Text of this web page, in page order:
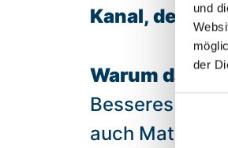
und
der
Kanal, den ihr
Warum das
Besseres zu
auch Material,